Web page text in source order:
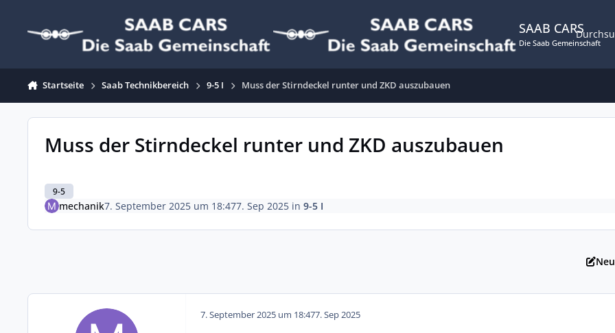
SAAB CARS
Die Saab Gemeinschaft
Startseite Saab Technikbereich 9-5 I Muss der Stirndeckel runter und ZKD auszubauen
Muss der Stirndeckel runter und ZKD auszubauen
9-5
mechanik7. September 2025 um 18:477. Sep 2025in 9-5 I
7. September 2025 um 18:477. Sep 2025